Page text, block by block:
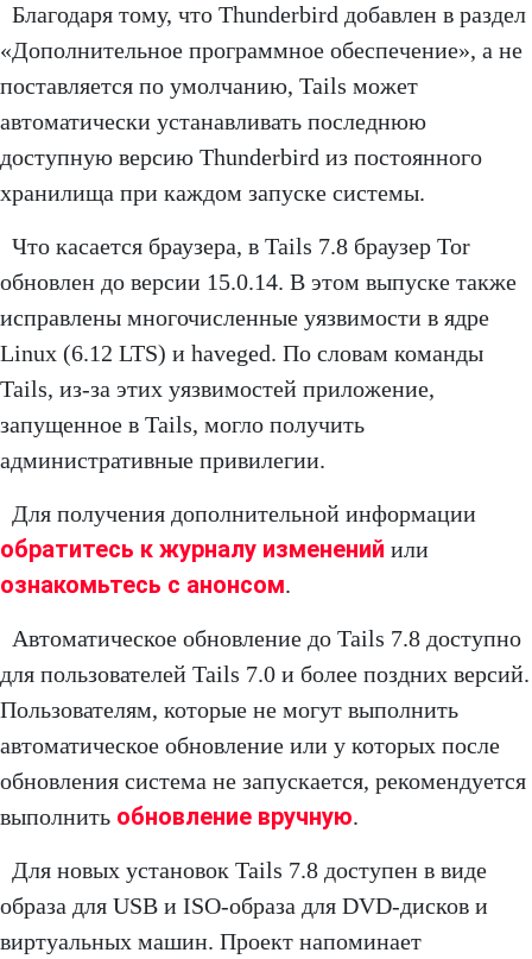
Благодаря тому, что Thunderbird добавлен в раздел
«Дополнительное программное обеспечение», а не
поставляется по умолчанию, Tails может
автоматически устанавливать последнюю
доступную версию Thunderbird из постоянного
хранилища при каждом запуске системы.
Что касается браузера, в Tails 7.8 браузер Tor
обновлен до версии 15.0.14. В этом выпуске также
исправлены многочисленные уязвимости в ядре
Linux (6.12 LTS) и haveged. По словам команды
Tails, из-за этих уязвимостей приложение,
запущенное в Tails, могло получить
административные привилегии.
Для получения дополнительной информации
обратитесь к журналу изменений или
ознакомьтесь с анонсом.
Автоматическое обновление до Tails 7.8 доступно
для пользователей Tails 7.0 и более поздних версий.
Пользователям, которые не могут выполнить
автоматическое обновление или у которых после
обновления система не запускается, рекомендуется
выполнить обновление вручную.
Для новых установок Tails 7.8 доступен в виде
образа для USB и ISO-образа для DVD-дисков и
виртуальных машин. Проект напоминает